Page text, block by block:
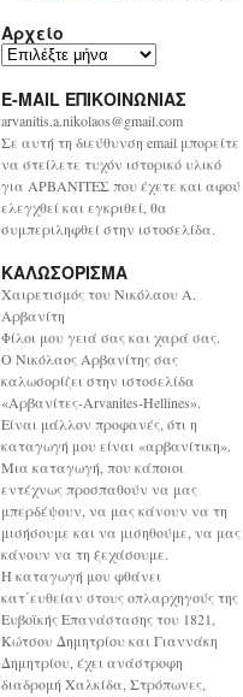
Αρχείο
Α
χ
ε
ί
ο
E-MAIL ΕΠΙΚΟΙΝΩΝΙΑΣ
arvanitis.a.nikolaos@gmail.com
Σε αυτή τη διεύθυνση email μπορείτε
να στείλετε τυχόν ιστορικό υλικό
για ΑΡΒΑΝΙΤΕΣ που έχετε και αφού
ελεγχθεί και εγκριθεί, θα
συμπεριληφθεί στην ιστοσελίδα.
ΚΑΛΩΣΟΡΙΣΜΑ
Χαιρετισμός του Νικόλαου Α.
Αρβανίτη
Φίλοι μου γειά σας και χαρά σας.
Ο Νικόλαος Αρβανίτης σας
καλωσορίζει στην ιστοσελίδα
«Αρβανίτες-Arvanites-Hellines».
Είναι μάλλον προφανές, ότι η
καταγωγή μου είναι «αρβανίτικη».
Μια καταγωγή, που κάποιοι
εντέχνως προσπαθούν να μας
μπερδέψουν, να μας κάνουν να τη
μισήσουμε και να μισηθούμε, να μας
κάνουν να τη ξεχάσουμε.
Η καταγωγή μου φθάνει
κατ΄ευθείαν στους οπλαρχηγούς της
Ευβοϊκής Επανάστασης του 1821,
Κώτσου Δημητρίου και Γιαννάκη
Δημητρίου, έχει ανάστροφη
διαδρομή Χαλκίδα, Στρόπωνες,